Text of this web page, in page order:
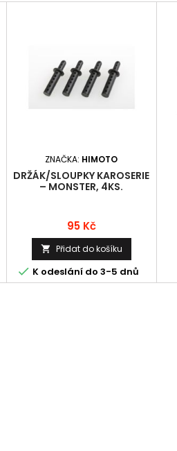
ZNAČKA: HIMOTO
DRŽÁK/SLOUPKY KAROSERIE
– MONSTER, 4KS.
Cena
95 Kč
 Přidat do košíku
 K odeslání do 3-5 dnů